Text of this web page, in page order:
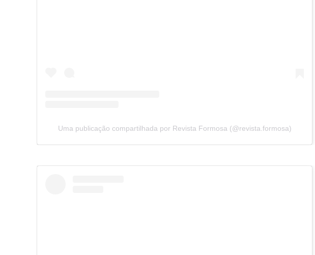
Uma publicação compartilhada por Revista Formosa (@revista.formosa)